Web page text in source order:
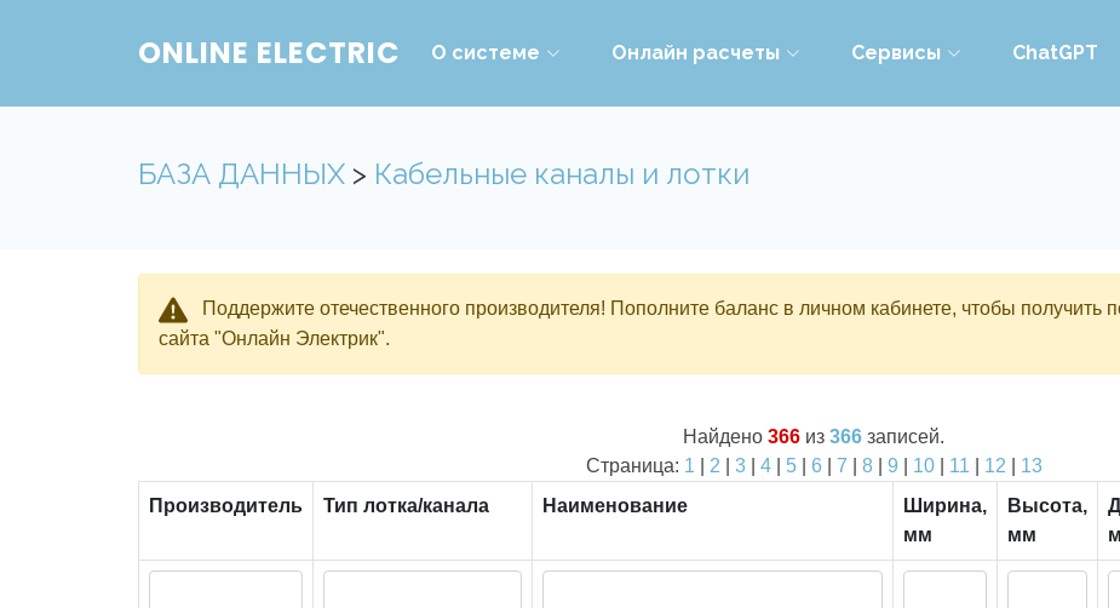
ONLINE ELECTRIC О системе Онлайн расчеты Сервисы ChatGPT
БАЗА ДАННЫХ > Кабельные каналы и лотки
Поддержите отечественного производителя! Пополните баланс в личном кабинете, чтобы получить
сайта "Онлайн Электрик".
Найдено 366 из 366 записей.
Страница: 1 2 3| 4| 5| 6 7 8| 9 10| 11 12
13
Производитель
Тип лотка/канала Наименование
Ширина,
мм
Высота,
мм